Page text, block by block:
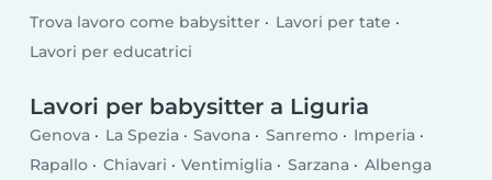
Trova lavoro come babysitter
Lavori per tate
Lavori per educatrici
Lavori per babysitter a Liguria
Genova La Spezia Savona Sanremo
Imperia
Rapallo
Chiavari Ventimiglia Sarzana Albenga